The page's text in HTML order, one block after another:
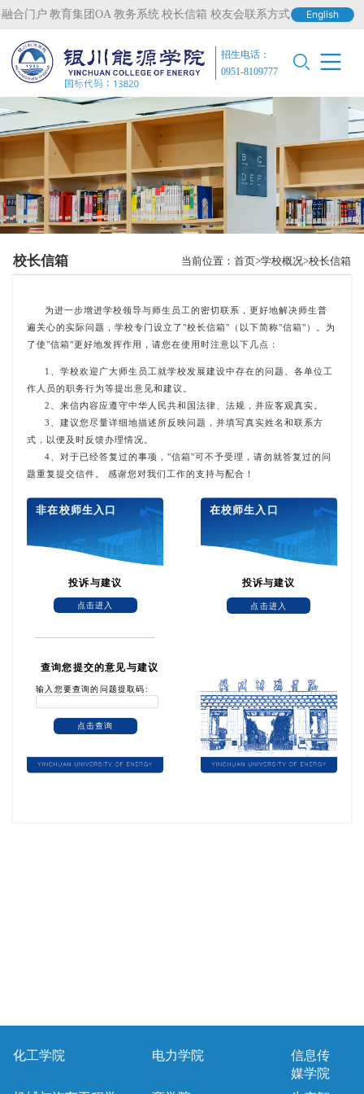
融合门户 教育集团OA 教务系统 校长信箱 校友会联系方式 English
招生电话：
0951-8109777
校长信箱 当前位置：首页 学校概况 校长信箱
为进一步增进学校领导与师生员工的密切联系，更好地解决师生普
遍关心的实际问题，学校专门设立了"校长信箱"（以下简称"信箱"）。为
了使"信箱"更好地发挥作用，请您在使用时注意以下几点：
1、学校欢迎广大师生员工就学校发展建设中存在的问题、各单位工
作人员的职务行为等提出意见和建议。
2、来信内容应遵守中华人民共和国法律、法规，并应客观真实。
3、建议您尽量详细地描述所反映问题，并填写真实姓名和联系方
式，以便及时反馈办理情况。
4、对于已经答复过的事项，"信箱"可不予受理，请勿就答复过的问
题重复提交信件。 感谢您对我们工作的支持与配合！
非在校师生入口
投诉与建议
点击进入
查询您提交的意见与建议
输入您要查询的问题提取码:
点击查询
在校师生入口
投诉与建议
点击进入
化工学院 电力学院
信息传
媒学院